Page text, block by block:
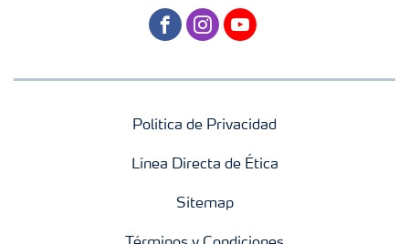
facebookinstagram
youtube
Política de Privacidad
Línea Directa de Ética
Sitemap